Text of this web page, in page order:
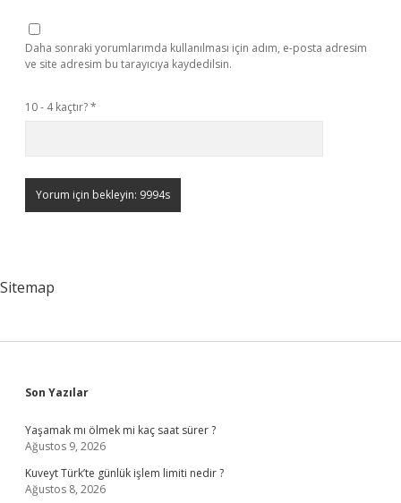
Daha sonraki yorumlarımda kullanılması için adım, e-posta adresim
ve site adresim bu tarayıcıya kaydedilsin.
10 - 4 kaçtır?*
Sitemap
Sidebar
Son Yazılar
Yaşamak mı ölmek mi kaç saat sürer ?
Ağustos 9, 2026
Kuveyt Türk’te günlük işlem limiti nedir ?
Ağustos 8, 2026